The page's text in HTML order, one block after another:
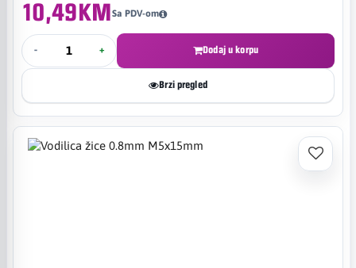
10,49KMSa PDV-om
- + Dodaj u korpu
Brzi pregled